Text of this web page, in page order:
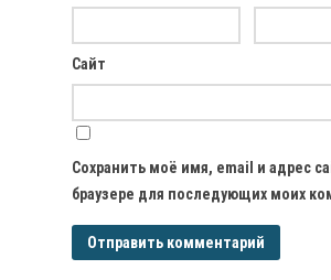
Сайт
Сохранить моё имя, email и адрес
браузере для последующих моих